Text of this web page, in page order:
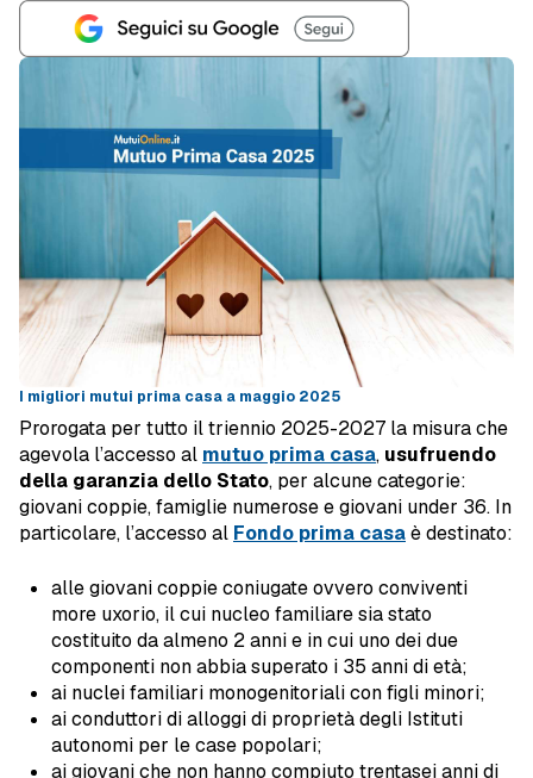
I migliori mutui prima casa a maggio 2025
Prorogata per tutto il triennio 2025-2027 la misura che
agevola l’accesso al mutuo prima casa, usufruendo
della garanzia dello Stato, per alcune categorie:
giovani coppie, famiglie numerose e giovani under 36. In
particolare, l’accesso al Fondo prima casaè destinato:
alle giovani coppie coniugate ovvero conviventi
more uxorio, il cui nucleo familiare sia stato
costituito da almeno 2 anni e in cui uno dei due
componenti non abbia superato i 35 anni di età;
ai nuclei familiari monogenitoriali con figli minori;
ai conduttori di alloggi di proprietà degli Istituti
autonomi per le case popolari;
ai giovani che non hanno compiuto trentasei anni di